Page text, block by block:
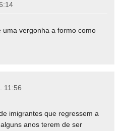
vergonha a formo como
11:56
imigrantes que regressem a
anos terem de ser